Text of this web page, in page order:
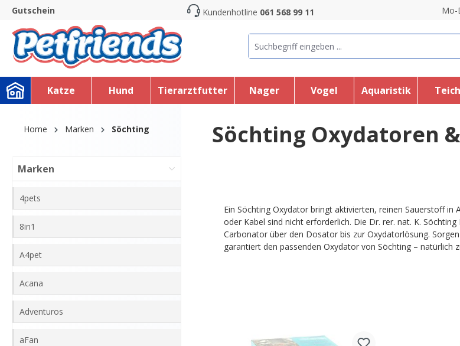
Skip to main navigation
Gutschein Kundenhotline 061 568 99 11 Mo-
Katze Hund Tierarztfutter Nager Vogel Aquaristik Teich
Home Marken Söchting
Marken
4pets
8in1
A4pet
Acana
Adventuros
aFan
Söchting Oxydatoren
Ein Söchting Oxydator bringt aktivierten, reinen Sauerstoff
oder Kabel sind nicht erforderlich. Die Dr. rer. nat. K.
Carbonator über den Dosator bis zur Oxydatorlösung.
garantiert den passenden Oxydator von Söchting – natürlich